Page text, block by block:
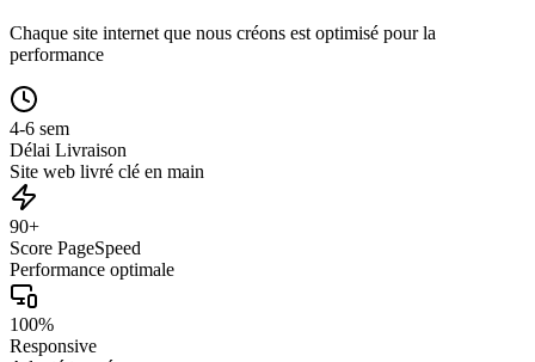
Chaque site internet que nous créons est optimisé pour la
performance
4-6 sem
Délai Livraison
Site web livré clé en main
90+
Score PageSpeed
Performance optimale
100%
Responsive